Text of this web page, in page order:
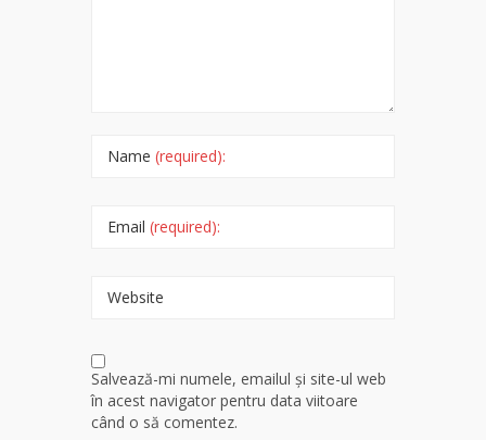
Name (required):
Email (required):
Website
Salvează-mi numele, emailul și site-ul web
în acest navigator pentru data viitoare
când o să comentez.